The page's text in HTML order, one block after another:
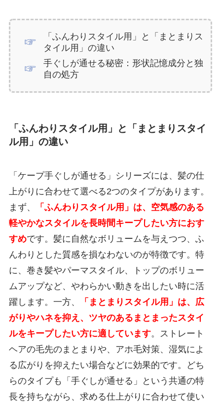
「ふんわりスタイル用」と「まとまりス
タイル用」の違い
手ぐしが通せる秘密：形状記憶成分と独
自の処方
「ふんわりスタイル用」と「まとまりスタイ
ル用」の違い
「ケープ手ぐしが通せる」シリーズには、髪の仕
上がりに合わせて選べる2つのタイプがあります。
まず、
「ふんわりスタイル用」は、空気感のある
軽やかなスタイルを長時間キープしたい方におす
すめです。髪に自然なボリュームを与えつつ、ふ
んわりとした質感を損なわないのが特徴です。特
に、巻き髪やパーマスタイル、トップのボリュー
ムアップなど、やわらかい動きを出したい時に活
躍します。一方、
「まとまりスタイル用」は、広
がりやハネを抑え、ツヤのあるまとまったスタイ
ルをキープしたい方に適しています。ストレート
ヘアの毛先のまとまりや、アホ毛対策、湿気によ
る広がりを抑えたい場合などに効果的です。どち
らのタイプも「手ぐしが通せる」という共通の特
長を持ちながら、求める仕上がりに合わせて使い